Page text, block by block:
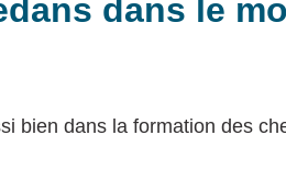
dans le
bien dans la formation des